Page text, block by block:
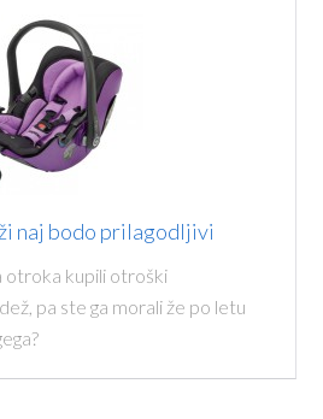
naj bodo prilagodljivi
otroka kupili otroški
pa ste ga morali že po letu